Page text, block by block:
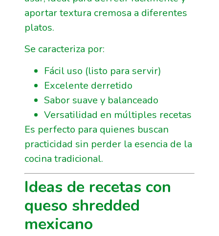
aportar textura cremosa a diferentes
platos.
Se caracteriza por:
Fácil uso (listo para servir)
Excelente derretido
Sabor suave y balanceado
Versatilidad en múltiples recetas
Es perfecto para quienes buscan
practicidad sin perder la esencia de la
cocina tradicional.
Ideas de recetas con
queso shredded
mexicano